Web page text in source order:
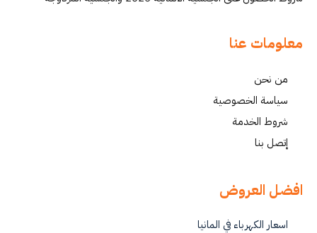
معلومات عنا
من نحن
سياسة الخصوصية
شروط الخدمة
إتصل بنا
افضل العروض
اسعار الكهرباء في المانيا